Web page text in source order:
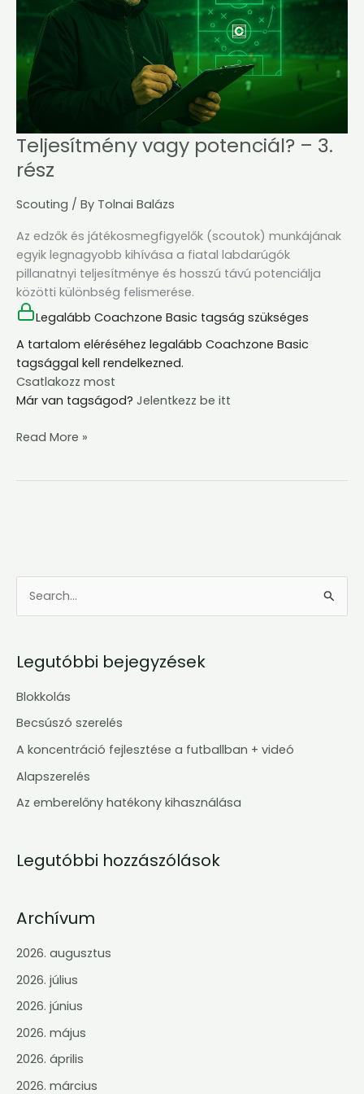
e
r
c
h
:
Legutóbbi bejegyzések
Blokkolás
Becsúszó szerelés
A koncentráció fejlesztése a futballban + videó
Alapszerelés
Az emberelőny hatékony kihasználása
Legutóbbi hozzászólások
Archívum
2026. augusztus
2026. július
2026. június
2026. május
2026. április
2026. március
Teljesítmény vagy potenciál? – 3.
rész
Scouting / By Tolnai Balázs
Az edzők és játékosmegfigyelők (scoutok) munkájának
egyik legnagyobb kihívása a fiatal labdarúgók
pillanatnyi teljesítménye és hosszú távú potenciálja
közötti különbség felismerése.
Legalább Coachzone Basic tagság szükséges
A tartalom eléréséhez legalább Coachzone Basic
tagsággal kell rendelkezned.
Csatlakozz most
Már van tagságod? Jelentkezz be itt
rész
Read More »